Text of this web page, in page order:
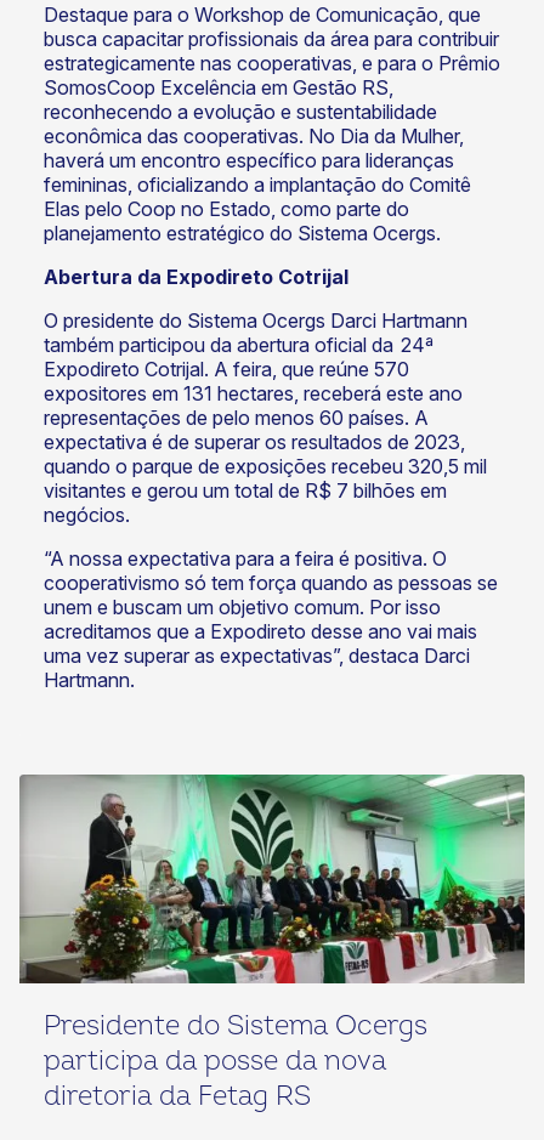
Destaque para o Workshop de Comunicação, que
busca capacitar profissionais da área para contribuir
estrategicamente nas cooperativas, e para o Prêmio
SomosCoop Excelência em Gestão RS,
reconhecendo a evolução e sustentabilidade
econômica das cooperativas. No Dia da Mulher,
haverá um encontro específico para lideranças
femininas, oficializando a implantação do Comitê
Elas pelo Coop no Estado, como parte do
planejamento estratégico do Sistema Ocergs.
Abertura da Expodireto Cotrijal
O presidente do Sistema Ocergs Darci Hartmann
também participou da abertura oficial da 24ª
Expodireto Cotrijal. A feira, que reúne 570
expositores em 131 hectares, receberá este ano
representações de pelo menos 60 países. A
expectativa é de superar os resultados de 2023,
quando o parque de exposições recebeu 320,5 mil
visitantes e gerou um total de R$ 7 bilhões em
negócios.
“A nossa expectativa para a feira é positiva. O
cooperativismo só tem força quando as pessoas se
unem e buscam um objetivo comum. Por isso
acreditamos que a Expodireto desse ano vai mais
uma vez superar as expectativas”, destaca Darci
Hartmann.
Presidente do Sistema Ocergs
participa da posse da nova
diretoria da Fetag RS